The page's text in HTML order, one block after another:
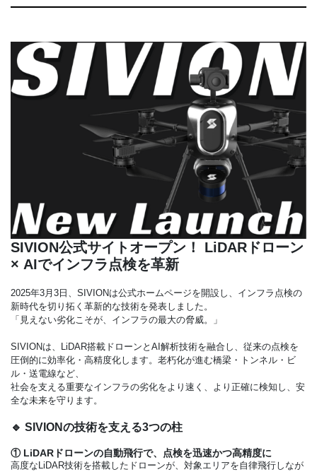
SIVION公式サイトオープン！ LiDARドローン
× AIでインフラ点検を革新
2025年3月3日、SIVIONは公式ホームページを開設し、インフラ点検の
新時代を切り拓く革新的な技術を発表しました。
「見えない劣化こそが、インフラの最大の脅威。」
SIVIONは、LiDAR搭載ドローンとAI解析技術を融合し、従来の点検を
圧倒的に効率化・高精度化します。老朽化が進む橋梁・トンネル・ビ
ル・送電線など、
社会を支える重要なインフラの劣化をより速く、より正確に検知し、安
全な未来を守ります。
🔹 SIVIONの技術を支える3つの柱
① LiDARドローンの自動飛行で、点検を迅速かつ高精度に
高度なLiDAR技術を搭載したドローンが、対象エリアを自律飛行しなが